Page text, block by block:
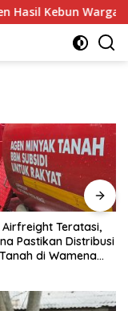
Teratasi,
Pastikan Distribusi
di Wamena